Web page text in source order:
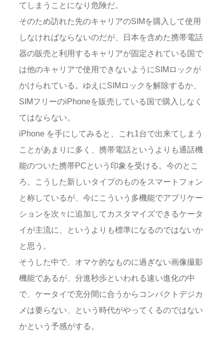
てしまうことになり危険だ。
そのため訪れた先のキャリアのSIMを購入して使用
しなければならないのだが、日本を含めた携帯電話
器の販売と利用するキャリアが固定されている国で
は他のキャリアで使用できないようにSIMロックが
かけられている。ゆえにSIMロックを解除するか、
SIMフリーのiPhoneを販売している国で購入しなく
てはならない。
iPhone を手にしてみると、これ1台で出来てしまう
ことがあまりに多く、携帯電話というよりも通話機
能のついた携帯PCという印象を受ける。今のとこ
ろ、こうした新しいタイプのものをスマートフォン
と称しているが、今にこういう多機能でアプリケー
ションを次々に追加してカスタマイズできるケータ
イが主流に、というよりも標準になるのではないか
と思う。
そうした中で、オマケ的なものに過ぎない画像撮影
機能であるが、分進秒歩といわれる速い進化の中
で、ケータイで充分間に合うからコンパクトデジカ
メは要らない、という時代がやってくるのではない
かという予感がする。